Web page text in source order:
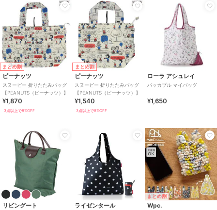
まとめ割
ピーナッツ
スヌーピー 折りたたみバッグ
【PEANUTS（ピーナッツ）】
¥1,870
3点以上で8%OFF
まとめ割
ピーナッツ
スヌーピー 折りたたみバッグ
【PEANUTS（ピーナッツ）】
¥1,540
3点以上で8%OFF
ローラ アシュレイ
パッカブル マイバッグ
¥1,650
リビングート ライゼンタール
まとめ割
Wpc.